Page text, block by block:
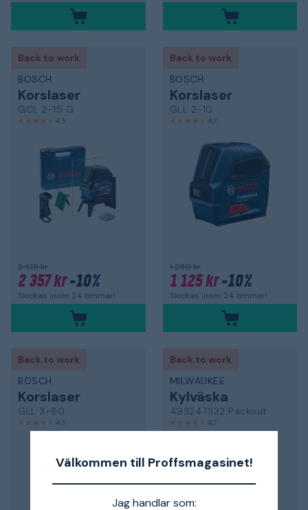
Välkommen till Proffsmagasinet!
Jag handlar som:
Back to work
BOSCH
Korslaser
GCL 2-15 G
4,5
2 619 kr
2 357 kr-10%
Skickas inom 24 timmar!
Back to work
BOSCH
Korslaser
GLL 2-10
4,3
1 250 kr
1 125 kr-10%
Skickas inom 24 timmar!
Back to work
BOSCH
Korslaser
GLL 3-80
4,5
Back to work
MILWAUKEE
Kylväska
4932471132 Packout
4,7